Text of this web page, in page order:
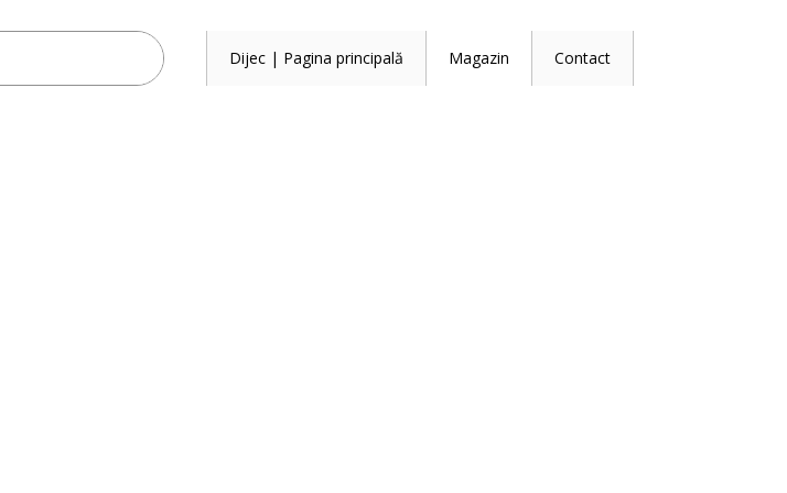
Dijec | Pagina principală Magazin Contact